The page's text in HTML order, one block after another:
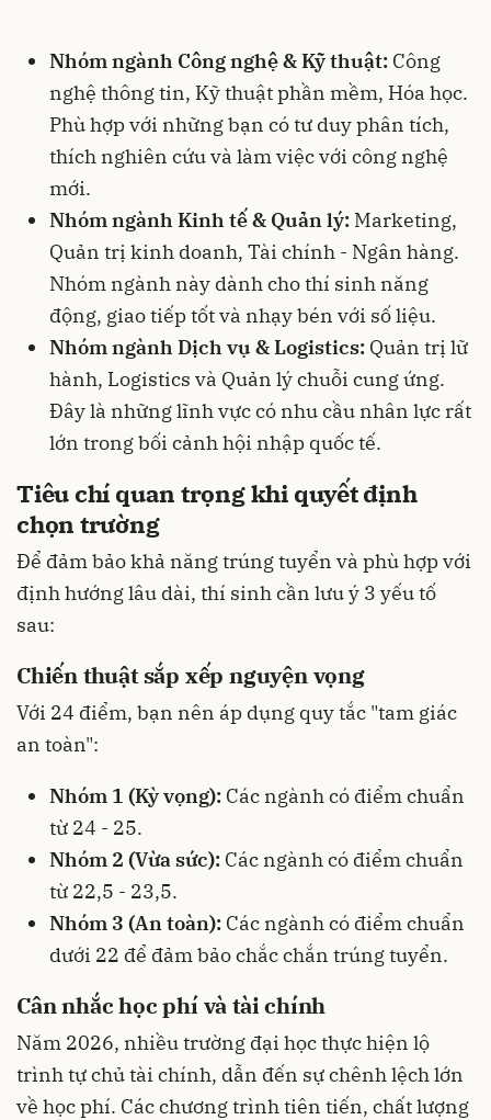
Nhóm ngành Công nghệ & Kỹ thuật: Công
nghệ thông tin, Kỹ thuật phần mềm, Hóa học.
Phù hợp với những bạn có tư duy phân tích,
thích nghiên cứu và làm việc với công nghệ
mới.
Nhóm ngành Kinh tế & Quản lý: Marketing,
Quản trị kinh doanh, Tài chính - Ngân hàng.
Nhóm ngành này dành cho thí sinh năng
động, giao tiếp tốt và nhạy bén với số liệu.
Nhóm ngành Dịch vụ & Logistics: Quản trị lữ
hành, Logistics và Quản lý chuỗi cung ứng.
Đây là những lĩnh vực có nhu cầu nhân lực rất
lớn trong bối cảnh hội nhập quốc tế.
Tiêu chí quan trọng khi quyết định
chọn trường
Để đảm bảo khả năng trúng tuyển và phù hợp với
định hướng lâu dài, thí sinh cần lưu ý 3 yếu tố
sau:
Chiến thuật sắp xếp nguyện vọng
Với 24 điểm, bạn nên áp dụng quy tắc "tam giác
an toàn":
Nhóm 1 (Kỳ vọng): Các ngành có điểm chuẩn
từ 24 - 25.
Nhóm 2 (Vừa sức): Các ngành có điểm chuẩn
từ 22,5 - 23,5.
Nhóm 3 (An toàn): Các ngành có điểm chuẩn
dưới 22 để đảm bảo chắc chắn trúng tuyển.
Cân nhắc học phí và tài chính
Năm 2026, nhiều trường đại học thực hiện lộ
trình tự chủ tài chính, dẫn đến sự chênh lệch lớn
về học phí. Các chương trình tiên tiến, chất lượng